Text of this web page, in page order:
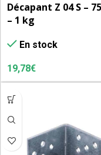
Décapant Z 04 S –
– 1 kg
En stock
19,78€